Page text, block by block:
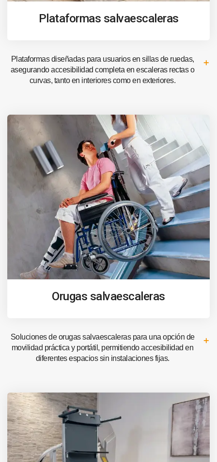
Plataformas salvaescaleras
Plataformas diseñadas para usuarios en sillas de ruedas,
asegurando accesibilidad completa en escaleras rectas o
curvas, tanto en interiores como en exteriores.
Orugas salvaescaleras
Soluciones de orugas salvaescaleras para una opción de
movilidad práctica y portátil, permitiendo accesibilidad en
diferentes espacios sin instalaciones fijas.